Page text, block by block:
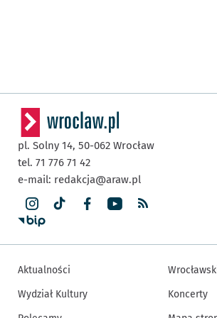
pl. Solny 14, 50-062 Wrocław
tel. 71 776 71 42
e-mail: redakcja@araw.pl
Aktualności
Wydział Kultury
Koncerty